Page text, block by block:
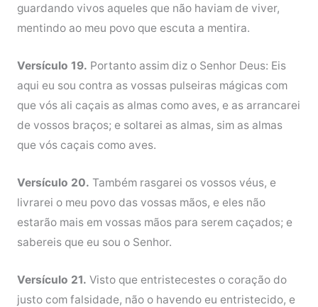
guardando vivos aqueles que não haviam de viver,
mentindo ao meu povo que escuta a mentira.
Versículo 19. Portanto assim diz o Senhor Deus: Eis
aqui eu sou contra as vossas pulseiras mágicas com
que vós ali caçais as almas como aves, e as arrancarei
de vossos braços; e soltarei as almas, sim as almas
que vós caçais como aves.
Versículo 20. Também rasgarei os vossos véus, e
livrarei o meu povo das vossas mãos, e eles não
estarão mais em vossas mãos para serem caçados; e
sabereis que eu sou o Senhor.
Versículo 21. Visto que entristecestes o coração do
justo com falsidade, não o havendo eu entristecido, e